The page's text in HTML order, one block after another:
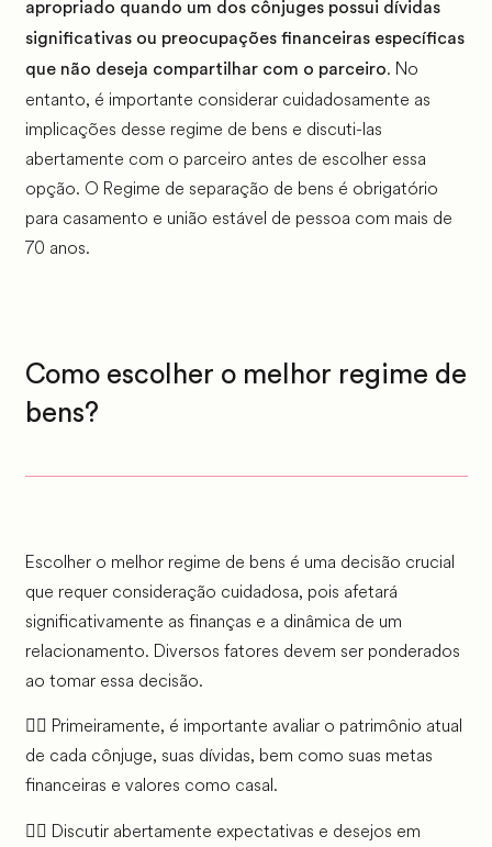
apropriado quando um dos cônjuges possui dívidas
significativas ou preocupações financeiras específicas
que não deseja compartilhar com o parceiro. No
entanto, é importante considerar cuidadosamente as
implicações desse regime de bens e discuti-las
abertamente com o parceiro antes de escolher essa
opção. O Regime de separação de bens é obrigatório
para casamento e união estável de pessoa com mais de
70 anos.
Como escolher o melhor regime de
bens?
Escolher o melhor regime de bens é uma decisão crucial
que requer consideração cuidadosa, pois afetará
significativamente as finanças e a dinâmica de um
relacionamento. Diversos fatores devem ser ponderados
ao tomar essa decisão.
👉🏼 Primeiramente, é importante avaliar o patrimônio atual
de cada cônjuge, suas dívidas, bem como suas metas
financeiras e valores como casal.
👉🏼 Discutir abertamente expectativas e desejos em